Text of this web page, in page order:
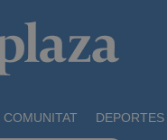
COMUNITAT DEPORTES